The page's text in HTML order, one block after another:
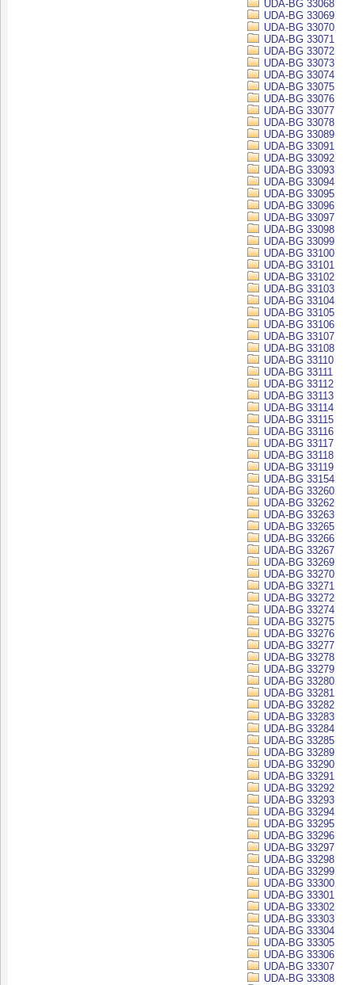
UDA-BG 33068
UDA-BG 33069
UDA-BG 33070
UDA-BG 33071
UDA-BG 33072
UDA-BG 33073
UDA-BG 33074
UDA-BG 33075
UDA-BG 33076
UDA-BG 33077
UDA-BG 33078
UDA-BG 33089
UDA-BG 33091
UDA-BG 33092
UDA-BG 33093
UDA-BG 33094
UDA-BG 33095
UDA-BG 33096
UDA-BG 33097
UDA-BG 33098
UDA-BG 33099
UDA-BG 33100
UDA-BG 33101
UDA-BG 33102
UDA-BG 33103
UDA-BG 33104
UDA-BG 33105
UDA-BG 33106
UDA-BG 33107
UDA-BG 33108
UDA-BG 33110
UDA-BG 33111
UDA-BG 33112
UDA-BG 33113
UDA-BG 33114
UDA-BG 33115
UDA-BG 33116
UDA-BG 33117
UDA-BG 33118
UDA-BG 33119
UDA-BG 33154
UDA-BG 33260
UDA-BG 33262
UDA-BG 33263
UDA-BG 33265
UDA-BG 33266
UDA-BG 33267
UDA-BG 33269
UDA-BG 33270
UDA-BG 33271
UDA-BG 33272
UDA-BG 33274
UDA-BG 33275
UDA-BG 33276
UDA-BG 33277
UDA-BG 33278
UDA-BG 33279
UDA-BG 33280
UDA-BG 33281
UDA-BG 33282
UDA-BG 33283
UDA-BG 33284
UDA-BG 33285
UDA-BG 33289
UDA-BG 33290
UDA-BG 33291
UDA-BG 33292
UDA-BG 33293
UDA-BG 33294
UDA-BG 33295
UDA-BG 33296
UDA-BG 33297
UDA-BG 33298
UDA-BG 33299
UDA-BG 33300
UDA-BG 33301
UDA-BG 33302
UDA-BG 33303
UDA-BG 33304
UDA-BG 33305
UDA-BG 33306
UDA-BG 33307
UDA-BG 33308